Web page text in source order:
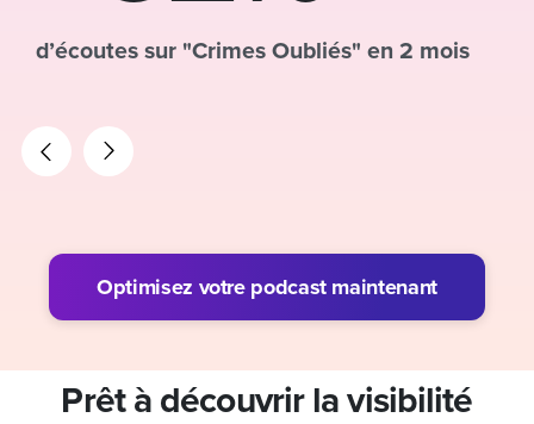
d’écoutes sur "Crimes Oubliés" en 2 mois
Optimisez votre podcast maintenant
Prêt à découvrir la visibilité